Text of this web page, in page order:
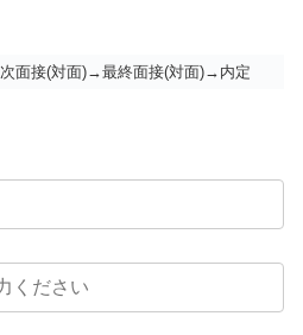
面接(対面)→最終面接(対面)→内定